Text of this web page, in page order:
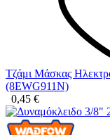
Τζάμι Μάσκας
(8EWG911N)
0,45 €